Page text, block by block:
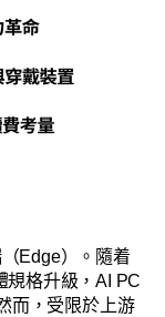
Edge）。隨着
規格升級，AI PC
而，受限於上游